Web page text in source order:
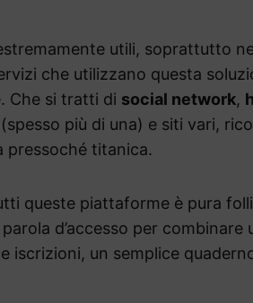
utili, soprattutto
che utilizzano questa
Che si tratti di social network,
(spesso più di una) e siti vari,
pressoché titanica.
queste piattaforme è pura
d’accesso per combinare
iscrizioni, un semplice